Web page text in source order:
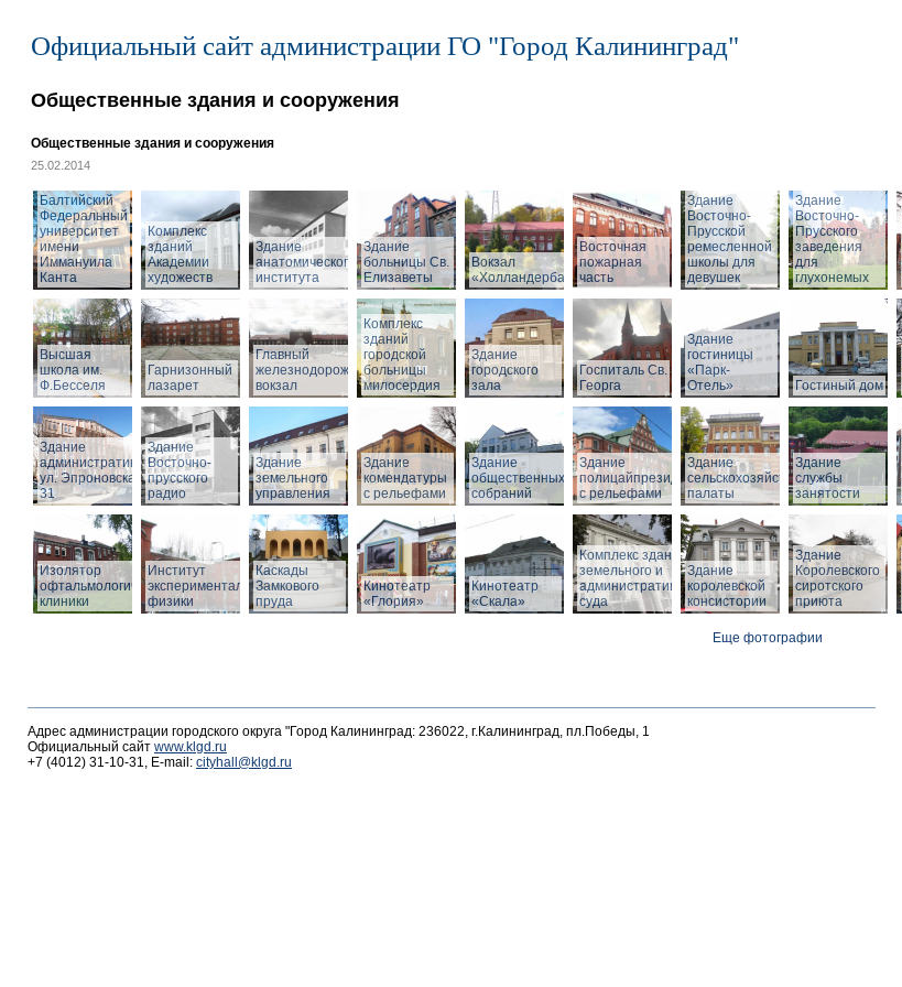
Официальный сайт администрации ГО "Город Калининград"
Общественные здания и сооружения
Общественные здания и сооружения
25.02.2014
Балтийский
Федеральный
университет
имени
Иммануила
Канта
Комплекс
зданий
Академии
художеств
Здание
анатомического
института
Здание
больницы Св.
Елизаветы
Вокзал
«Холландербаум»
Восточная
пожарная
часть
Здание
Восточно-
Прусской
ремесленной
школы для
девушек
Здание
Восточно-
Прусского
заведения
для
глухонемых
Высшая
школа им.
Ф.Бесселя
Гарнизонный
лазарет
Главный
железнодорожный
вокзал
Комплекс
зданий
городской
больницы
милосердия
Здание
городского
зала
Госпиталь Св.
Георга
Здание
гостиницы
«Парк-
Отель»
Гостиный дом
Здание
административное,
ул. Эпроновская,
31
Здание
Восточно-
прусского
радио
Здание
земельного
управления
Здание
комендатуры
с рельефами
Здание
общественных
собраний
Здание
полицайпрезидиума
с рельефами
Здание
сельскохозяйственной
палаты
Здание
службы
занятости
Изолятор
офтальмологической
клиники
Институт
экспериментальной
физики
Каскады
Замкового
пруда
Кинотеатр
«Глория»
Кинотеатр
«Скала»
Комплекс зданий
земельного и
административного
суда
Здание
королевской
консистории
Здание
Королевского
сиротского
приюта
Еще фотографии
Адрес администрации городского округа "Город Калининград: 236022, г.Калининград, пл.Победы, 1
Официальный сайт www.klgd.ru
+7 (4012) 31-10-31, E-mail: cityhall@klgd.ru